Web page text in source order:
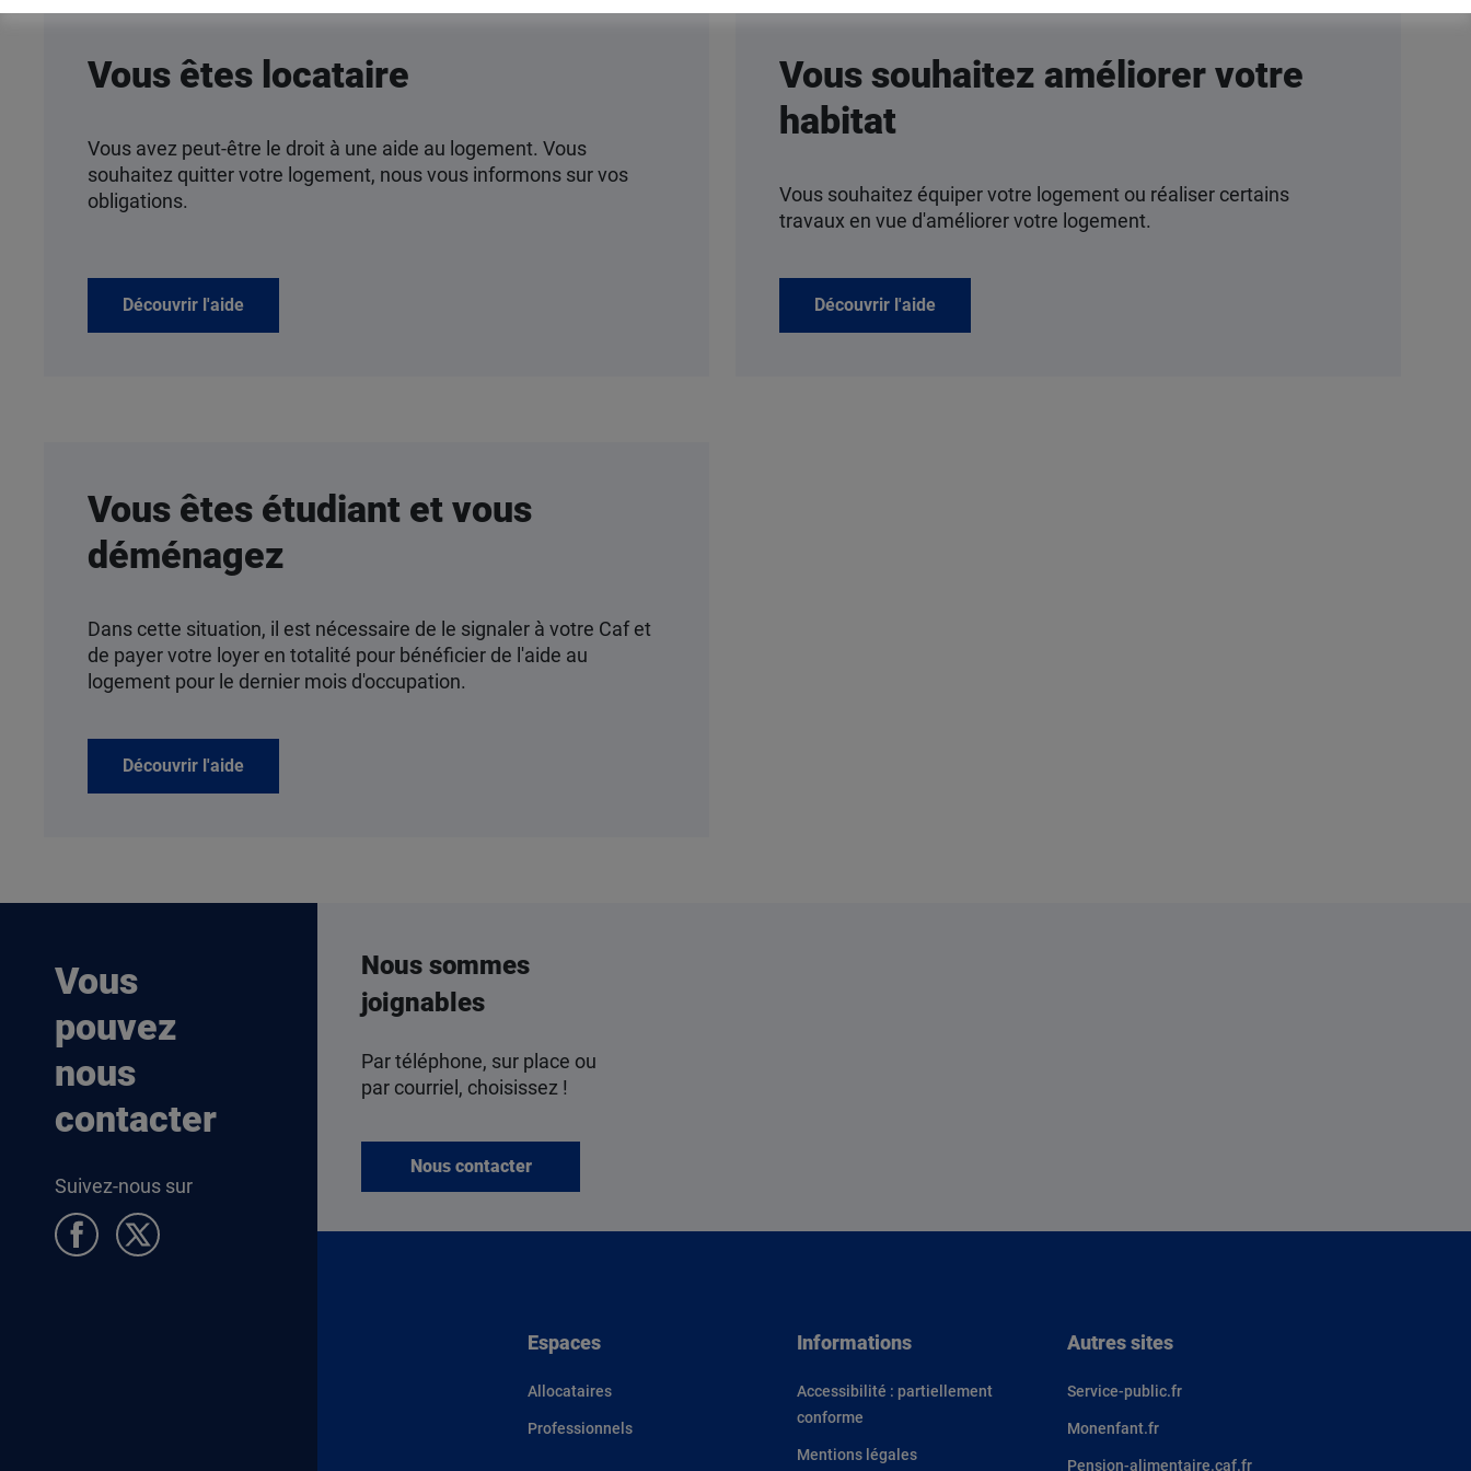
Vous êtes locataire
Vous avez peut-être le droit à une aide au logement. Vous
souhaitez quitter votre logement, nous vous informons sur vos
obligations.
Découvrir l'aide
Vous souhaitez améliorer votre
habitat
Vous souhaitez équiper votre logement ou réaliser certains
travaux en vue d'améliorer votre logement.
Découvrir l'aide
Vous êtes étudiant et vous
déménagez
Dans cette situation, il est nécessaire de le signaler à votre Caf et
de payer votre loyer en totalité pour bénéficier de l'aide au
logement pour le dernier mois d'occupation.
Découvrir l'aide
Vous
pouvez
nous
contacter
Suivez-nous sur
Nous sommes
joignables
Par téléphone, sur place ou
par courriel, choisissez !
Nous contacter
Espaces
Allocataires
Professionnels
Informations
Accessibilité : partiellement
conforme
Mentions légales
Autres sites
Service-public.fr
Monenfant.fr
Pension-alimentaire.caf.fr